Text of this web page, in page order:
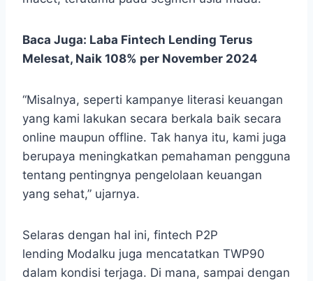
Baca Juga: Laba Fintech Lending Terus
Melesat, Naik 108% per November 2024
“Misalnya, seperti kampanye literasi keuangan
yang kami lakukan secara berkala baik secara
online maupun offline. Tak hanya itu, kami juga
berupaya meningkatkan pemahaman pengguna
tentang pentingnya pengelolaan keuangan
yang sehat,” ujarnya.
Selaras dengan hal ini, fintech P2P
lending Modalku juga mencatatkan TWP90
dalam kondisi terjaga. Di mana, sampai dengan